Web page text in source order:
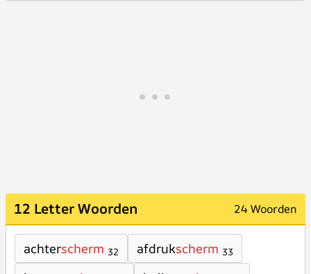
12 Letter Woorden 24 Woorden
achterscherm 32 afdrukscherm 33